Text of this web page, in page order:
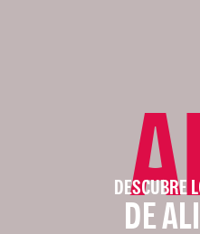
DESCUBRE
DE